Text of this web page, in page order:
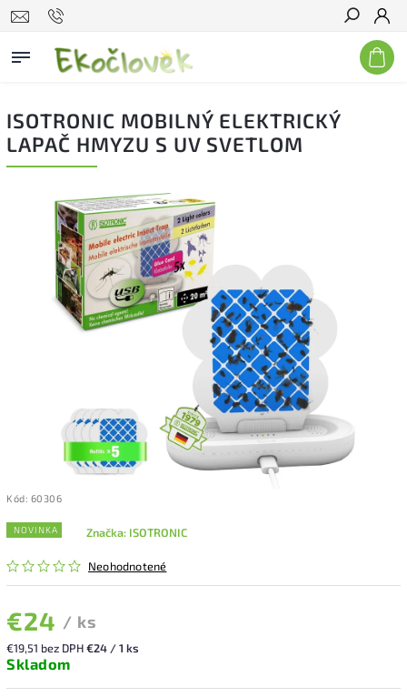
Hľadať
ISOTRONIC MOBILNÝ ELEKTRICKÝ
LAPAČ HMYZU S UV SVETLOM
Kód: 60306
NOVINKA
Neohodnotené
Značka: ISOTRONIC
€24 / ks
€19,51 bez DPH€24 / 1 ks
Skladom